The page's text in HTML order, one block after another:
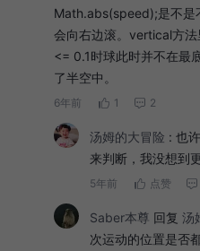
Math.abs(speed);是不是
会向右边滚。vertical方
<= 0.1时球此时并不在最
了半空中。
6年前 1 2
汤姆的大冒险 : 也
来判断，我没想到
5年前 点赞
Saber本尊 回复 汤
次运动的位置是否